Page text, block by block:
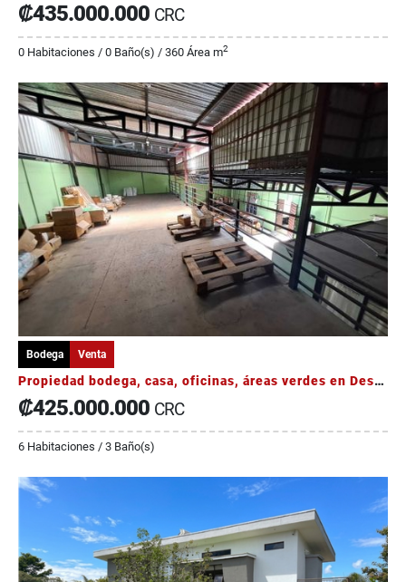
₡435.000.000 CRC
0 Habitaciones / 0 Baño(s) / 360 Área m2
Bodega Venta
Propiedad bodega, casa, oficinas, áreas verdes en Desamparados
₡425.000.000 CRC
6 Habitaciones / 3 Baño(s)